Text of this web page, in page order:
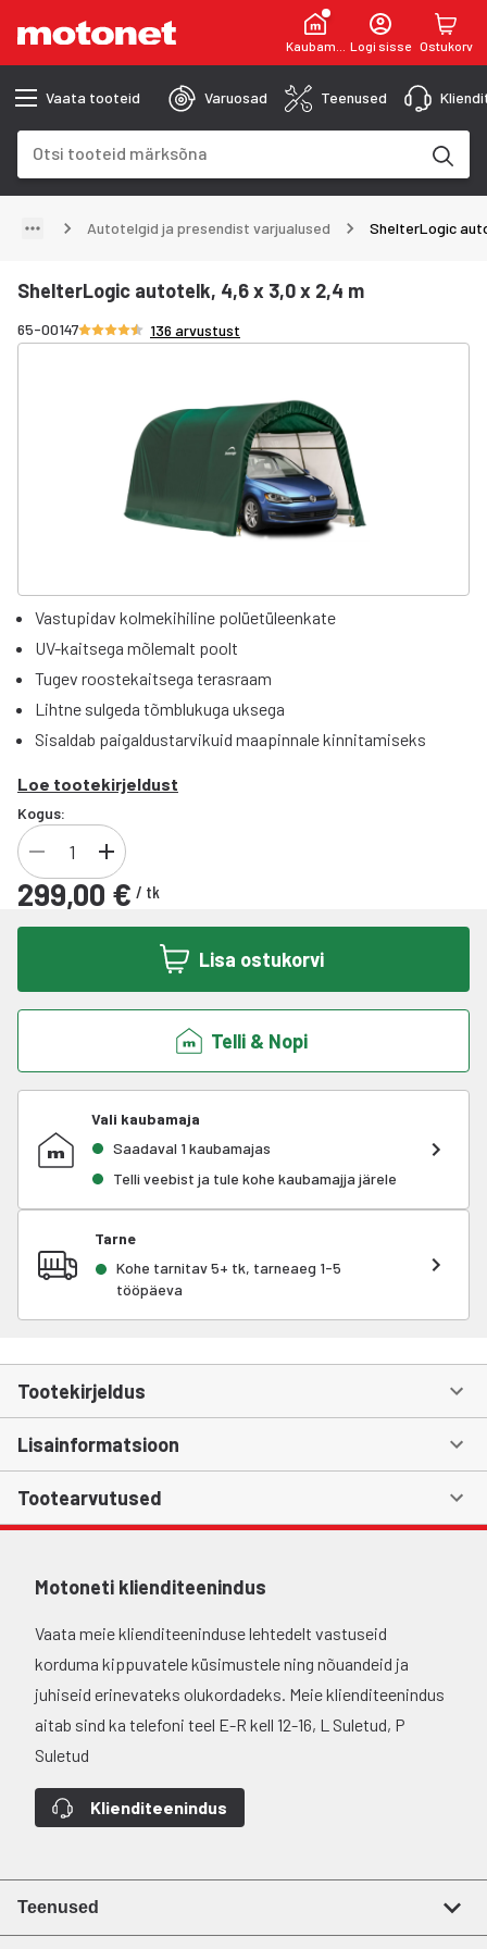
KaubamajaLogi sisse Ostukorv
Vaata tooteid Varuosad Teenused
Autotelgid ja presendist varjualused ShelterLogic
ShelterLogic autotelk, 4,6 x 3,0 x 2,4 m
65-00147Hinnang 4.3/5 tähte
136 arvustust
Vastupidav kolmekihiline polüetüleenkate
UV-kaitsega mõlemalt poolt
Tugev roostekaitsega terasraam
Lihtne sulgeda tõmblukuga uksega
Sisaldab paigaldustarvikuid maapinnale kinnitamiseks
Loe tootekirjeldust
Kogus:
299,00 € / tk
Lisa ostukorvi
Telli & Nopi
Vali kaubamaja
Saadaval 1 kaubamajas
Telli veebist ja tule kohe kaubamajja järele
Tarne
Kohe tarnitav 5+ tk, tarneaeg 1-5
tööpäeva
Tootekirjeldus
Lisainformatsioon
Tootearvutused
Motoneti klienditeenindus
Vaata meie klienditeeninduse lehtedelt vastuseid
korduma kippuvatele küsimustele ning nõuandeid ja
juhiseid erinevateks olukordadeks. Meie klienditeenindus
aitab sind ka telefoni teel E-R kell 12-16, L Suletud, P
Suletud
Klienditeenindus
Teenused